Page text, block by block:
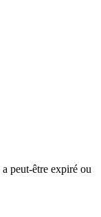
peut-être expiré ou